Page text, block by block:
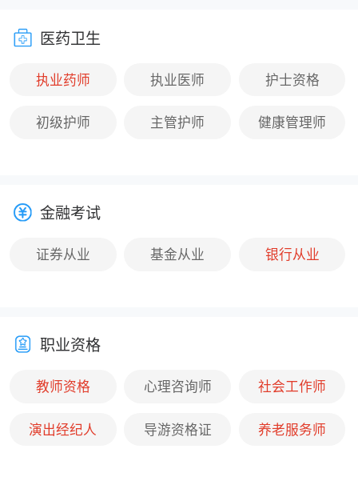
医药卫生
执业药师 执业医师 护士资格
初级护师 主管护师 健康管理师
金融考试
证券从业 基金从业 银行从业
职业资格
教师资格 心理咨询师 社会工作师
演出经纪人 导游资格证 养老服务师